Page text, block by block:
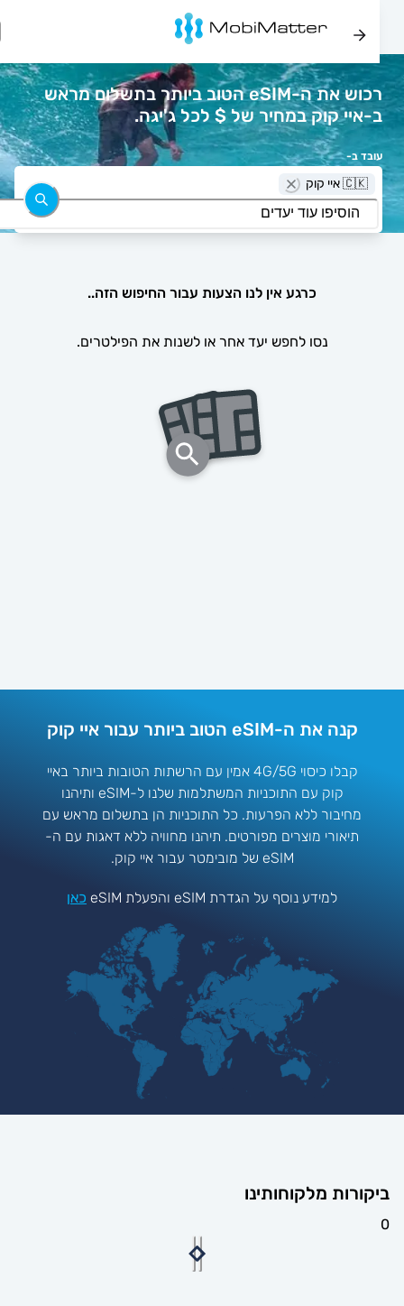
רכוש את ה-eSIM הטוב ביותר בתשלום מראש
ב-איי קוק במחיר של $ לכל ג'יגה.
עובד ב-
🇨🇰 איי קוק
כרגע אין לנו הצעות עבור החיפוש הזה..
נסו לחפש יעד אחר או לשנות את הפילטרים.
קנה את ה-eSIM הטוב ביותר עבור איי קוק
קבלו כיסוי 4G/5G אמין עם הרשתות הטובות ביותר באיי
קוק עם התוכניות המשתלמות שלנו ל-eSIM ותיהנו
מחיבור ללא הפרעות. כל התוכניות הן בתשלום מראש עם
תיאורי מוצרים מפורטים. תיהנו מחוויה ללא דאגות עם ה-
eSIM של מובימטר עבור איי קוק.
למידע נוסף על הגדרת eSIM והפעלת eSIM כאן
מלקוחותינו